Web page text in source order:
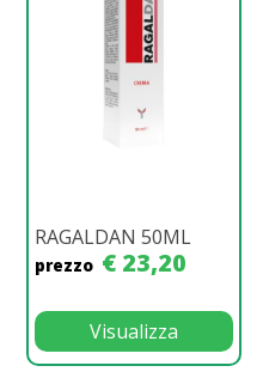
RAGALDAN 50ML
prezzo € 23,20
Visualizza